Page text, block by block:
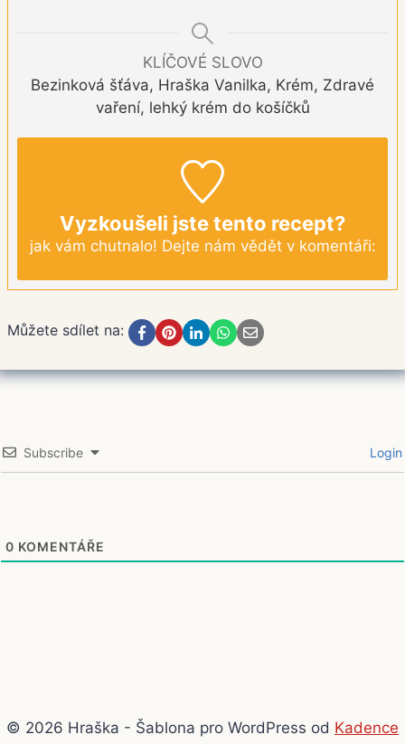
KLÍČOVÉ SLOVO
Bezinková šťáva, Hraška Vanilka, Krém, Zdravé
vaření, lehký krém do košíčků
Vyzkoušeli jste tento recept?
jak vám chutnalo! Dejte nám vědět v komentáři:
Můžete sdílet na:
Subscribe Login
0 KOMENTÁŘE
© 2026 Hraška - Šablona pro WordPress od Kadence